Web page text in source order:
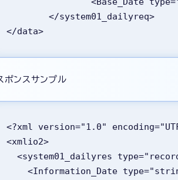
	</system01_dailyreq>
</data>
ポンスサンプル
<?xml version="1.0"
<xmlio2>
<system01_dailyres
<Information_Date